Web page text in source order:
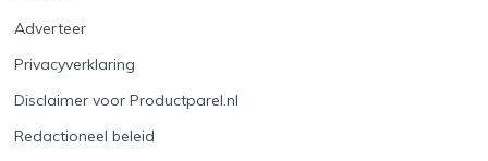
Adverteer
Privacyverklaring
Disclaimer voor Productparel.nl
Redactioneel beleid